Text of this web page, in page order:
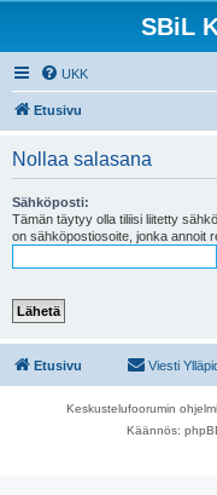
SBiL
UKK
Etusivu
Nollaa salasana
Sähköposti:
Tämän täytyy olla tiliisi liitetty
on sähköpostiosoite, jonka annoit
Etusivu Viesti
Keskustelufoorumin
Käännös: